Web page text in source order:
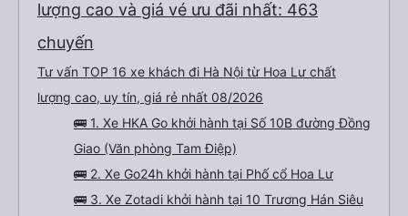
lượng cao và giá vé ưu đãi nhất: 463
chuyến
Tư vấn TOP 16 xe khách đi Hà Nội từ Hoa Lư chất
lượng cao, uy tín, giá rẻ nhất 08/2026
🚌 1. Xe HKA Go khởi hành tại Số 10B đường Đồng
Giao (Văn phòng Tam Điệp)
🚌 2. Xe Go24h khởi hành tại Phố cổ Hoa Lư
🚌 3. Xe Zotadi khởi hành tại 10 Trương Hán Siêu